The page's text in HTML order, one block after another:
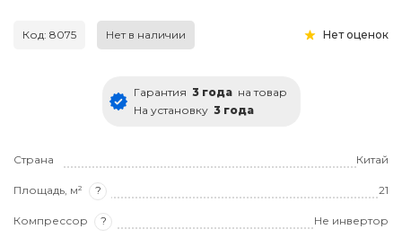
Код: 8075 Нет в наличии Нет оценок
Гарантия 3 года на товар
На установку 3 года
Страна Китай
Площадь, м² ? 21
Компрессор ? Не инвертор